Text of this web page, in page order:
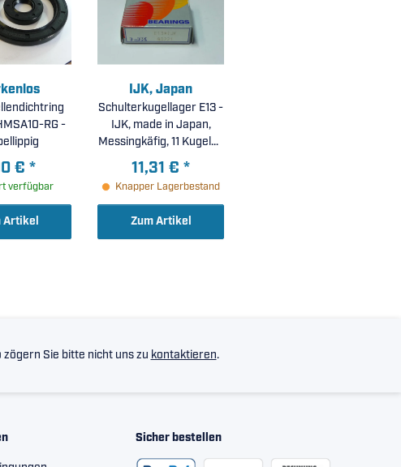
RG -
€ *
verfügbar
Artikel
IJK, Japan
Schulterkugellager E13 -
IJK, made in Japan,
Messingkäfig, 11 Kugeln (
13x30x7mm )
11,31 € *
Knapper Lagerbestand
Zum Artikel
Sie bitte nicht uns zu kontaktieren.
Sicher bestellen